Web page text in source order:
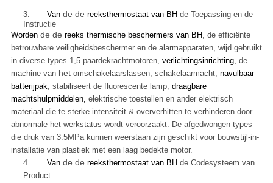
3. Vande de reeksthermostaat van BH de Toepassing en de
Instructie
Wordende de reeks thermische beschermers van BH, de efficiënte
betrouwbare veiligheidsbeschermer en de alarmapparaten, wijd gebruikt
in diverse types 1,5 paardekrachtmotoren, verlichtingsinrichting, de
machine vanhet omschakelaarslassen, schakelaarmacht, navulbaar
batterijpak, stabiliseert de fluorescente lamp, draagbare
machtshulpmiddelen, elektrische toestellen en ander elektrisch
materiaal die te sterke intensiteit & oververhitten te verhinderen door
abnormale het werkstatus wordt veroorzaakt. De afgedwongen types
die druk van 3.5MPa kunnen weerstaan zijn geschikt voor bouwstijl-in-
installatie van plastiek met een laag bedekte motor.
4.
Vande de reeksthermostaat van BH de Codesysteem van
Product